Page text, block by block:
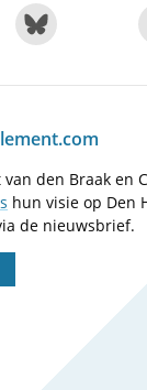
van den Braak en
hun visie op Den
de nieuwsbrief.